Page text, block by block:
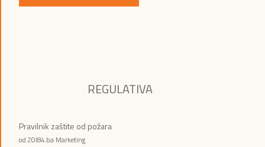
REGULATIVA
Pravilnik zaštite od požara
od ZOI84.ba Marketing